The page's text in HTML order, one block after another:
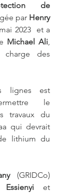
de
par Henry
2023  et a
Michael Ali,
des
le
travaux du
qui devrait
lithium du
(GRIDCo)
Essienyi et